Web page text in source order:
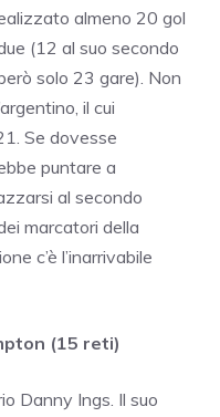
almeno 20 gol
(12 al suo secondo
solo 23 gare). Non
il cui
Se dovesse
puntare a
al secondo
marcatori della
c’è l’inarrivabile
(15 reti)
Danny Ings. Il suo